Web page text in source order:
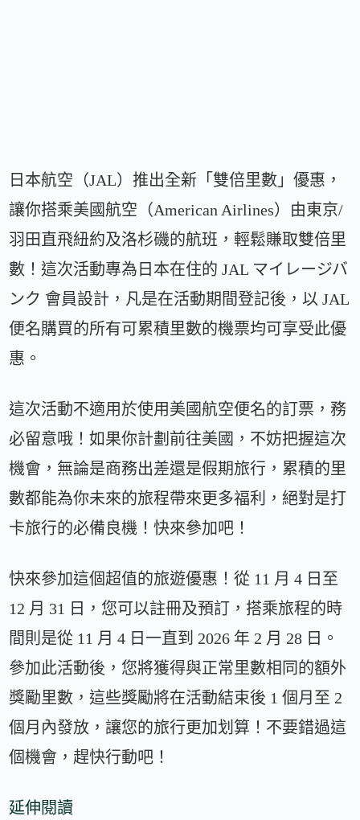
日本航空（JAL）推出全新「雙倍里數」優惠，
讓你搭乘美國航空（American Airlines）由東京/
羽田直飛紐約及洛杉磯的航班，輕鬆賺取雙倍里
數！這次活動專為日本在住的 JAL マイレージバ
ンク 會員設計，凡是在活動期間登記後，以 JAL
便名購買的所有可累積里數的機票均可享受此優
惠。
這次活動不適用於使用美國航空便名的訂票，務
必留意哦！如果你計劃前往美國，不妨把握這次
機會，無論是商務出差還是假期旅行，累積的里
數都能為你未來的旅程帶來更多福利，絕對是打
卡旅行的必備良機！快來參加吧！
快來參加這個超值的旅遊優惠！從 11 月 4 日至
12 月 31 日，您可以註冊及預訂，搭乘旅程的時
間則是從 11 月 4 日一直到 2026 年 2 月 28 日。
參加此活動後，您將獲得與正常里數相同的額外
獎勵里數，這些獎勵將在活動結束後 1 個月至 2
個月內發放，讓您的旅行更加划算！不要錯過這
個機會，趕快行動吧！
延伸閱讀